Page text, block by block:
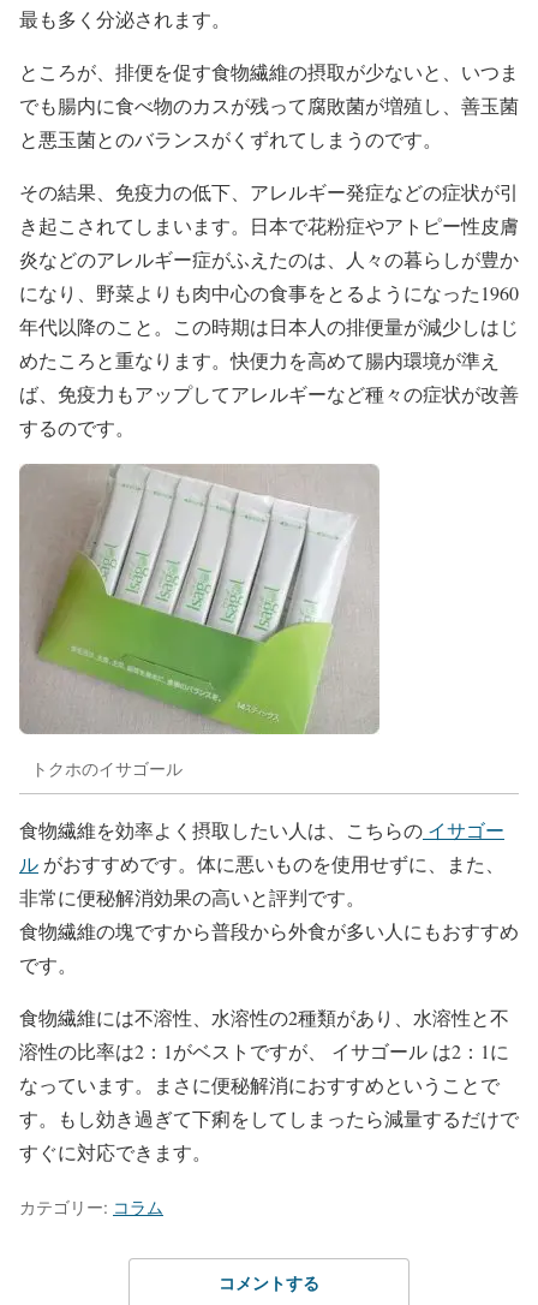
最も多く分泌されます。
ところが、排便を促す食物繊維の摂取が少ないと、いつま
でも腸内に食べ物のカスが残って腐敗菌が増殖し、善玉菌
と悪玉菌とのバランスがくずれてしまうのです。
その結果、免疫力の低下、アレルギー発症などの症状が引
き起こされてしまいます。日本で花粉症やアトピー性皮膚
炎などのアレルギー症がふえたのは、人々の暮らしが豊か
になり、野菜よりも肉中心の食事をとるようになった1960
年代以降のこと。この時期は日本人の排便量が減少しはじ
めたころと重なります。快便力を高めて腸内環境が準え
ば、免疫力もアップしてアレルギーなど種々の症状が改善
するのです。
トクホのイサゴール
食物繊維を効率よく摂取したい人は、こちらの イサゴー
ル がおすすめです。体に悪いものを使用せずに、また、
非常に便秘解消効果の高いと評判です。
食物繊維の塊ですから普段から外食が多い人にもおすすめ
です。
食物繊維には不溶性、水溶性の2種類があり、水溶性と不
溶性の比率は2：1がベストですが、 イサゴール は2：1に
なっています。まさに便秘解消におすすめということで
す。もし効き過ぎて下痢をしてしまったら減量するだけで
すぐに対応できます。
カテゴリー: コラム
コメントする